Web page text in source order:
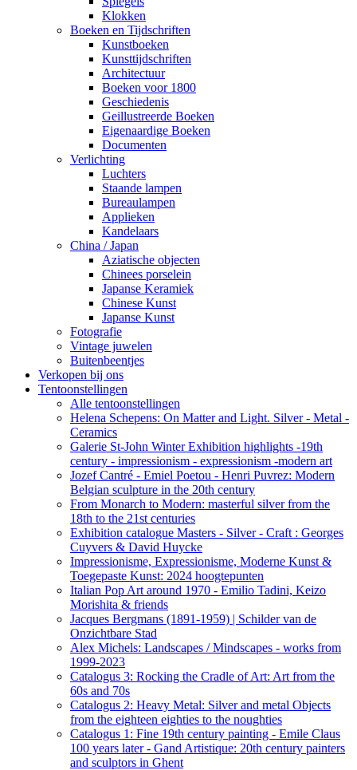
Klokken
Boeken en Tijdschriften
Kunstboeken
Kunsttijdschriften
Architectuur
Boeken voor 1800
Geschiedenis
Geillustreerde Boeken
Eigenaardige Boeken
Documenten
Verlichting
Luchters
Staande lampen
Bureaulampen
Applieken
Kandelaars
China / Japan
Aziatische objecten
Chinees porselein
Japanse Keramiek
Chinese Kunst
Japanse Kunst
Fotografie
Vintage juwelen
Buitenbeentjes
Verkopen bij ons
Tentoonstellingen
Alle tentoonstellingen
Helena Schepens: On Matter and Light. Silver - Metal -
Ceramics
Galerie St-John Winter Exhibition highlights -19th
century - impressionism - expressionism -modern art
Jozef Cantré - Emiel Poetou - Henri Puvrez: Modern
Belgian sculpture in the 20th century
From Monarch to Modern: masterful silver from the
18th to the 21st centuries
Exhibition catalogue Masters - Silver - Craft : Georges
Cuyvers & David Huycke
Impressionisme, Expressionisme, Moderne Kunst &
Toegepaste Kunst: 2024 hoogtepunten
Italian Pop Art around 1970 - Emilio Tadini, Keizo
Morishita & friends
Jacques Bergmans (1891-1959) | Schilder van de
Onzichtbare Stad
Alex Michels: Landscapes / Mindscapes - works from
1999-2023
Catalogus 3: Rocking the Cradle of Art: Art from the
60s and 70s
Catalogus 2: Heavy Metal: Silver and metal Objects
from the eighteen eighties to the noughties
Catalogus 1: Fine 19th century painting - Emile Claus
100 years later - Gand Artistique: 20th century painters
and sculptors in Ghent